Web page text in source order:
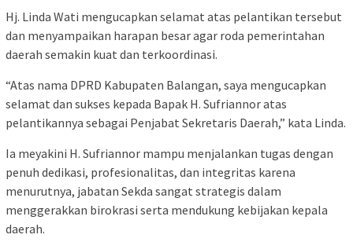
Hj. Linda Wati mengucapkan selamat atas pelantikan tersebut
dan menyampaikan harapan besar agar roda pemerintahan
daerah semakin kuat dan terkoordinasi.
“Atas nama DPRD Kabupaten Balangan, saya mengucapkan
selamat dan sukses kepada Bapak H. Sufriannor atas
pelantikannya sebagai Penjabat Sekretaris Daerah,” kata Linda.
Ia meyakini H. Sufriannor mampu menjalankan tugas dengan
penuh dedikasi, profesionalitas, dan integritas karena
menurutnya, jabatan Sekda sangat strategis dalam
menggerakkan birokrasi serta mendukung kebijakan kepala
daerah.